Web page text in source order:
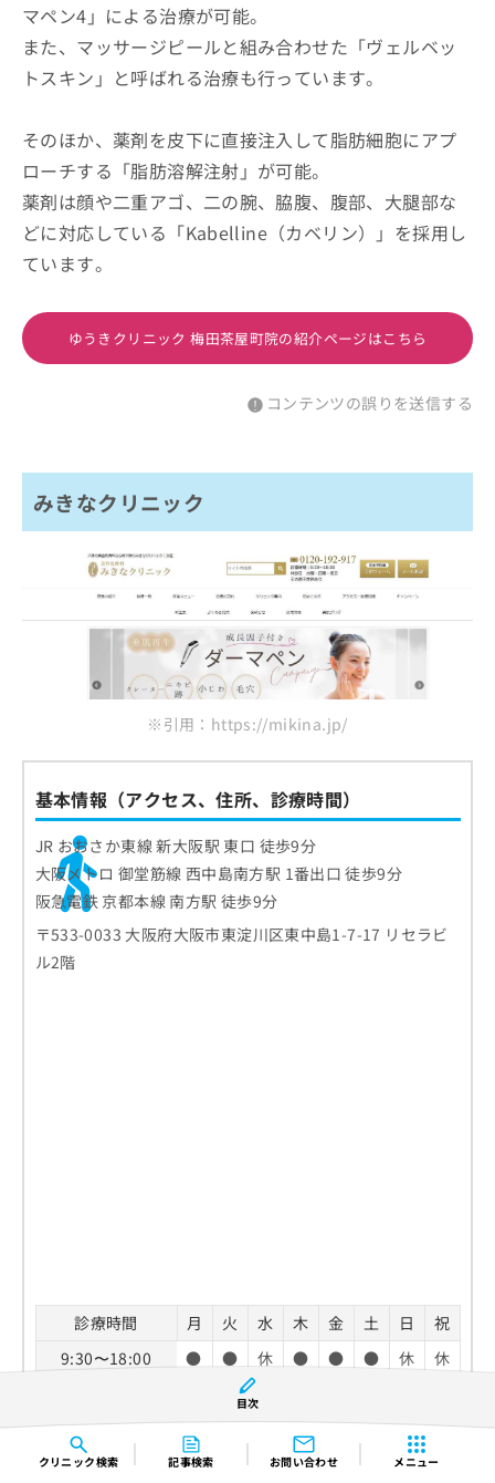
クリニック検索 記事検索 お問い合わせ メニュー
マペン4」による治療が可能。
また、マッサージピールと組み合わせた「ヴェルベッ
トスキン」と呼ばれる治療も行っています。
そのほか、薬剤を皮下に直接注入して脂肪細胞にアプ
ローチする「脂肪溶解注射」が可能。
薬剤は顔や二重アゴ、二の腕、脇腹、腹部、大腿部な
どに対応している「Kabelline（カベリン）」を採用し
ています。
ゆうきクリニック 梅田茶屋町院の紹介ページはこちら
コンテンツの誤りを送信する
みきなクリニック
※引用：https://mikina.jp/
基本情報（アクセス、住所、診療時間）
JR おおさか東線 新大阪駅 東口 徒歩9分
大阪メトロ 御堂筋線 西中島南方駅 1番出口 徒歩9分
阪急電鉄 京都本線 南方駅 徒歩9分
〒533-0033 大阪府大阪市東淀川区東中島1-7-17 リセラビ
ル2階
診療時間 月 火 水 木 金 土 日
祝
9:30〜18:00
● ● 休 ● ● ● 休
休
休診日：水曜日、日曜日、祝祭日
TEL： 0120-192-917
目次